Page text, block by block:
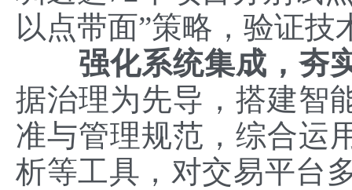
以点带面”策略，验证技
强化系统集成，夯
据治理为先导，搭建智
准与管理规范，综合运
析等工具，对交易平台